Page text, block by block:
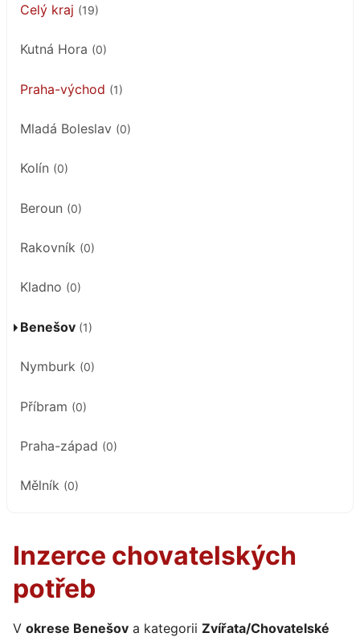
Celý kraj (19)
Kutná Hora (0)
Praha-východ (1)
Mladá Boleslav (0)
Kolín (0)
Beroun (0)
Rakovník (0)
Kladno (0)
Benešov (1)
Nymburk (0)
Příbram (0)
Praha-západ (0)
Mělník (0)
Inzerce chovatelských
potřeb
V okrese Benešov a kategorii Zvířata/Chovatelské